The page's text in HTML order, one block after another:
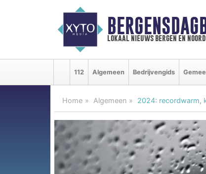
lokaal nieuws bergen en
112 Algemeen Bedrijvengids
Home Algemeen 2024: recordwarm,